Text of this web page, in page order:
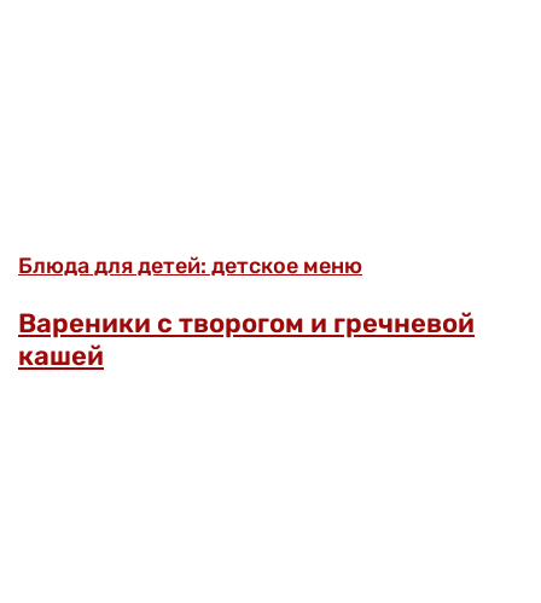
Блюда для детей: детское меню
Вареники с творогом и гречневой
кашей